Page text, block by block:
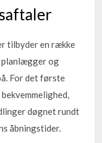
tilbyder en række
planlægger og
For det første
døgnet rundt
åbningstider.